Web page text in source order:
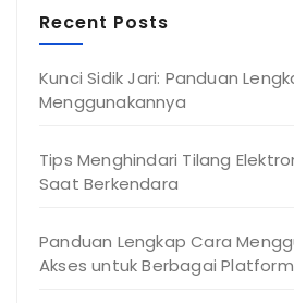
Recent Posts
Kunci Sidik Jari: Panduan
Menggunakannya
Tips Menghindari Tilang
Saat Berkendara
Panduan Lengkap Cara
Akses untuk Berbagai Platform